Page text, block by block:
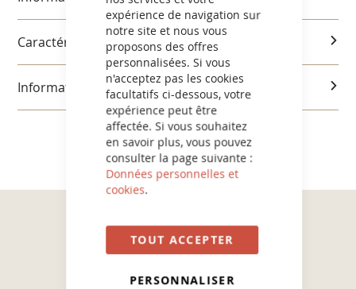
expérience de navigation sur
notre site et nous vous
proposons des offres
personnalisées. Si vous
n'acceptez pas les cookies
facultatifs ci-dessous, votre
expérience peut être
affectée. Si vous souhaitez
en savoir plus, vous pouvez
consulter la page suivante :
Données personnelles et
cookies.
TOUT ACCEPTER
PERSONNALISER
Caractéristiques et utilisation
Informations réglementaires
COULEURS D'ICI®